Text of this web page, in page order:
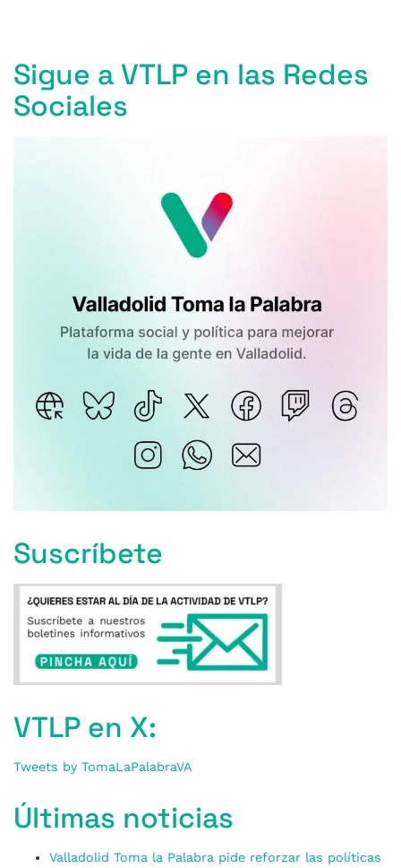
Sigue a VTLP en las Redes
Sociales
Suscríbete
VTLP en X:
Tweets by TomaLaPalabraVA
Últimas noticias
Valladolid Toma la Palabra pide reforzar las políticas